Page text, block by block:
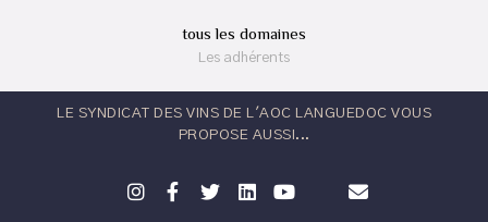
tous les domaines
Les adhérents
LE SYNDICAT DES VINS DE L'AOC LANGUEDOC VOUS
PROPOSE AUSSI...